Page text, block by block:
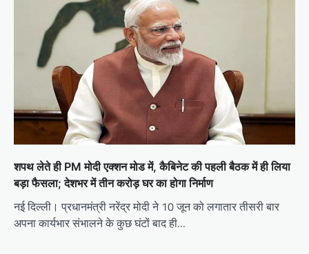
शपथ लेते ही PM मोदी एक्शन मोड में, कैबिनेट की पहली बैठक में ही लिया
बड़ा फैसला; देशभर में तीन करोड़ घर का होगा निर्माण
नई दिल्ली। प्रधानमंत्री नरेंद्र मोदी ने 10 जून को लगातार तीसरी बार
अपना कार्यभार संभालने के कुछ घंटों बाद ही…